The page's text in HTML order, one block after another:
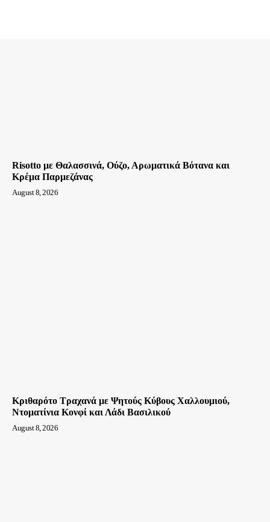
Risotto με Θαλασσινά, Ούζο, Αρωματικά Βότανα και
Κρέμα Παρμεζάνας
August 8, 2026
Κριθαρότο Τραχανά με Ψητούς Κύβους Χαλλουμιού,
Ντοματίνια Κονφί και Λάδι Βασιλικού
August 8, 2026